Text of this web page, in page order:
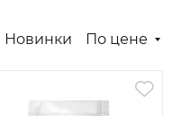
Новинки По цене